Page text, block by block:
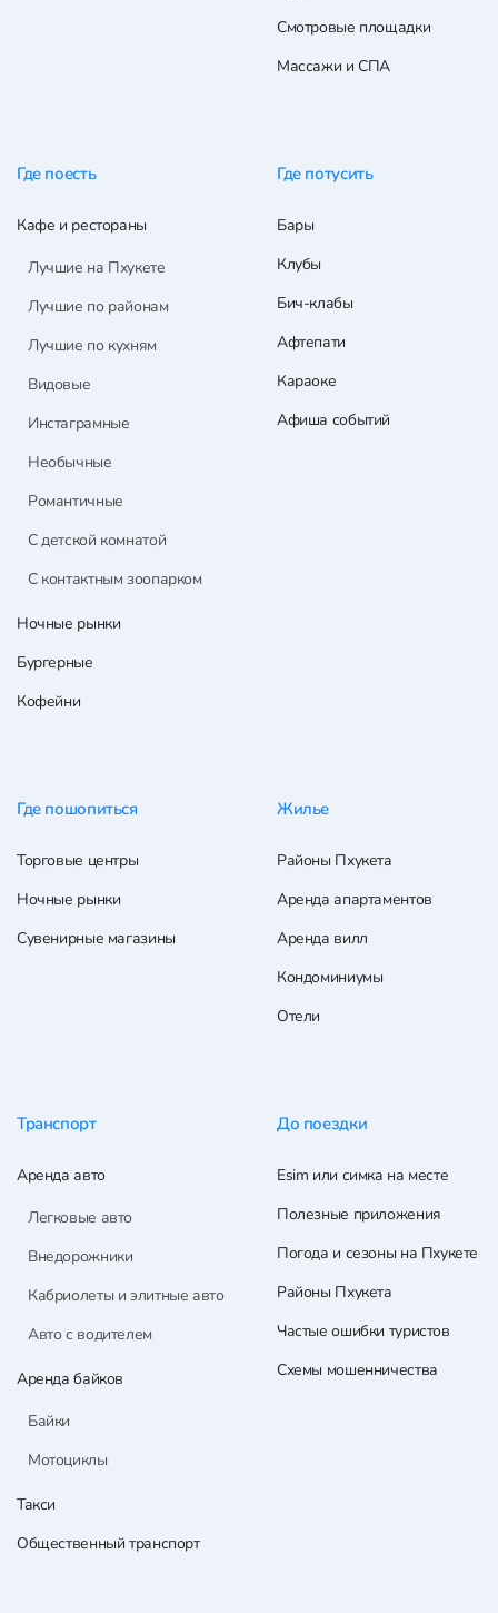
Смотровые площадки
Массажи и СПА
Где поесть
Кафе и рестораны
Лучшие на Пхукете
Лучшие по районам
Лучшие по кухням
Видовые
Инстаграмные
Необычные
Романтичные
С детской комнатой
С контактным зоопарком
Ночные рынки
Бургерные
Кофейни
Где потусить
Бары
Клубы
Бич-клабы
Афтепати
Караоке
Афиша событий
Где пошопиться
Торговые центры
Ночные рынки
Сувенирные магазины
Жилье
Районы Пхукета
Аренда апартаментов
Аренда вилл
Кондоминиумы
Отели
Транспорт
Аренда авто
Легковые авто
Внедорожники
Кабриолеты и элитные авто
Авто с водителем
Аренда байков
Байки
Мотоциклы
Такси
Общественный транспорт
До поездки
Esim или симка на месте
Полезные приложения
Погода и сезоны на Пхукете
Районы Пхукета
Частые ошибки туристов
Схемы мошенничества